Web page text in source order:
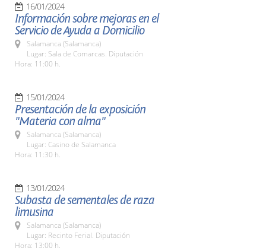
16/01/2024
Información sobre mejoras en el
Servicio de Ayuda a Domicilio
Salamanca (Salamanca)
Lugar: Sala de Comarcas. Diputación
Hora: 11:00 h.
15/01/2024
Presentación de la exposición
"Materia con alma"
Salamanca (Salamanca)
Lugar: Casino de Salamanca
Hora: 11:30 h.
13/01/2024
Subasta de sementales de raza
limusina
Salamanca (Salamanca)
Lugar: Recinto Ferial. Diputación
Hora: 13:00 h.